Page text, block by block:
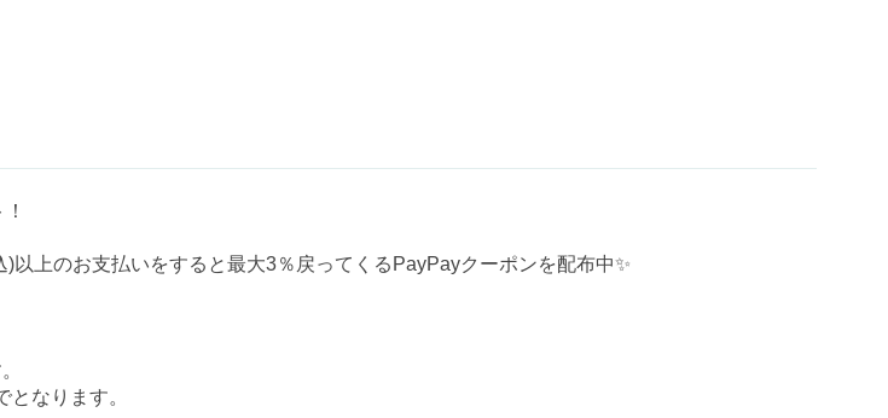
以上のお支払いをすると最大3％戻ってくるPayPayクーポンを配布中✨
なります。